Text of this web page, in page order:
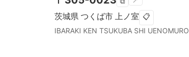
茨城県 つくば市 上ノ室 📋
IBARAKI KEN TSUKUBA SHI UENOMURO